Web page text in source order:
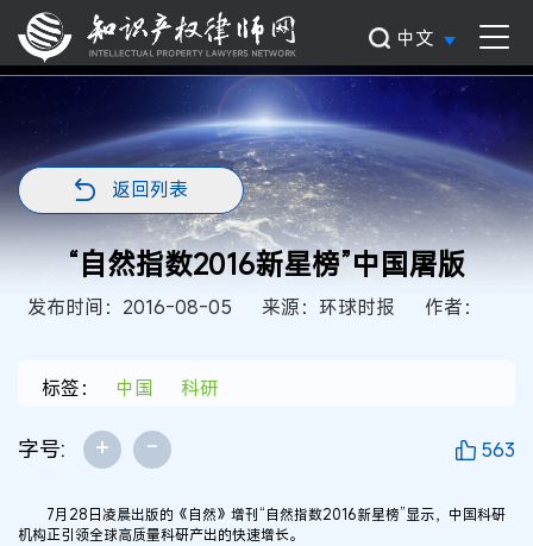
中文
返回列表
“自然指数2016新星榜”中国屠版
发布时间：2016-08-05 来源：环球时报 作者：
标签： 中国 科研
字号: + - 563
7月28日凌晨出版的《自然》增刊“自然指数2016新星榜”显示，中国科研
机构正引领全球高质量科研产出的快速增长。